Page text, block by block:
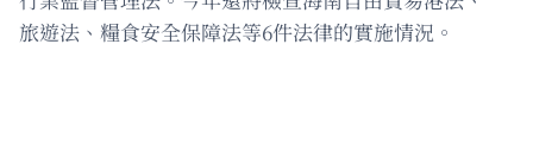
旅遊法、糧食安全保障法等6件法律的實施情況。